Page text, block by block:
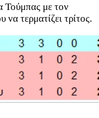
Τούμπας με τον
τερματίζει τρίτος.